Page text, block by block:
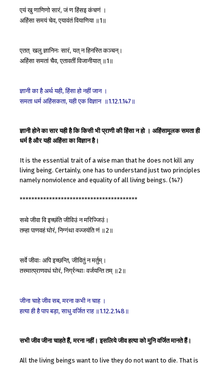
एयंखुणाणिणोसारं,जंणहिंसइकंचणं ।
अहिंसासमयंचेव,एयावंतंवियाणिया ॥1 ॥
एतत् खलुज्ञानिनः सारं,यत्नहिनस्तिकञ्चन्।
अहिंसासमतांचैव,एतावतींविजानीयात् ॥1 ॥
ज्ञानीकाहैअर्थयही,हिंसाहोनहींजान ।
समताधर्मअहिंसकता,यहीएकविज्ञान ॥1.12.1.147 ॥
ज्ञानी होने का सार यही है कि किसी भी प्राणी की हिंसा न हो । अहिंसामूलक समता ही
धर्म है और यही अहिंसा का विज्ञान है।
It is the essential trait of a wise man that he does not kill any
living being. Certainly, one has to understand just two principles
namely nonviolence and equality of all living beings. (147)
****************************************
सव्वेजीवाविइच्छंतिजीविउंनमरिज्जिउं।
तम्हापाणवहंघोरं,निग्गंथावज्जयंतिणं ॥2 ॥
सर्वेजीवाः अपिइच्छन्ति,जीवितुंनमर्तुम्।
तस्मात्प्राणवधंघोरं,निर्ग्रन्थाः वर्जयन्तितम् ॥2 ॥
जीनाचाहेजीवसब,मरनाकभीनचाह ।
हत्याहीहैपापबड़ा,साधुवर्जितराह ॥1.12.2.148 ॥
सभी जीव जीना चाहते हैं, मरना नहीं। इसलिये जीव हत्या को मुनि वर्जित मानते हैं।
All the living beings want to live they do not want to die. That is